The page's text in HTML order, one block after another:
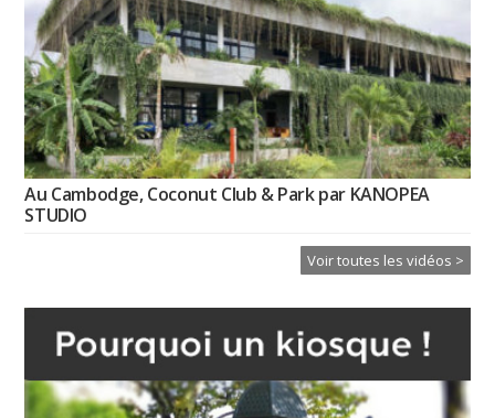
Au Cambodge, Coconut Club & Park par KANOPEA
STUDIO
Voir toutes les vidéos >